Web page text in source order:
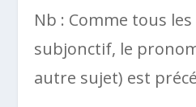
Nb : Comme tous
subjonctif, le
autre sujet) est